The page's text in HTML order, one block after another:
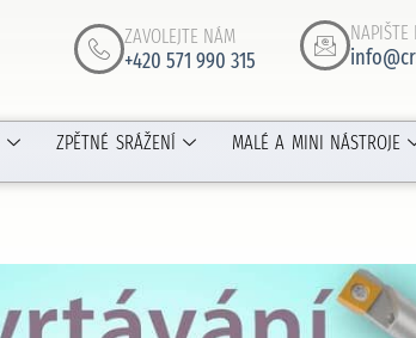
ZAVOLEJTE NÁM
+420 571 990 315
NAPIŠTE
ZPĚTNÉ SRÁŽENÍ MALÉ A MINI NÁSTROJE